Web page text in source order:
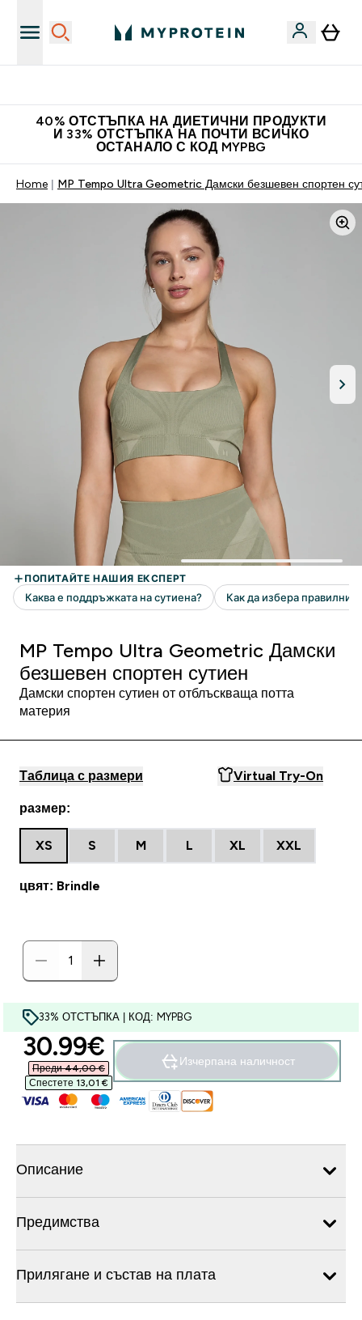
40% ОТСТЪПКА НА ДИЕТИЧНИ ПРОДУКТИ
И 33% ОТСТЪПКА НА ПОЧТИ ВСИЧКО
ОСТАНАЛО С КОД MYPBG
Home MP Tempo Ultra Geometric Дамски безшевен спортен
MP Tempo Ultra Geometric Дамски
безшевен спортен сутиен
Дамски спортен сутиен от отблъскваща потта
материя
Таблица с размери Virtual Try-On
размер:
XS S M L XL XXL
цвят: Brindle
33% ОТСТЪПКА | КОД: MYPBG
discounted price
30.99€‎
Преди 44,00 €‎
Спестете 13,01 €‎
Изчерпана наличност
Описание
Предимства
Прилягане и състав на плата